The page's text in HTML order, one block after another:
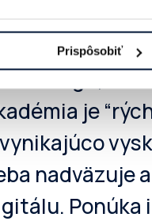
Prispôsobiť
ste klient –
by vás
je
nadväzuje
Ponúka